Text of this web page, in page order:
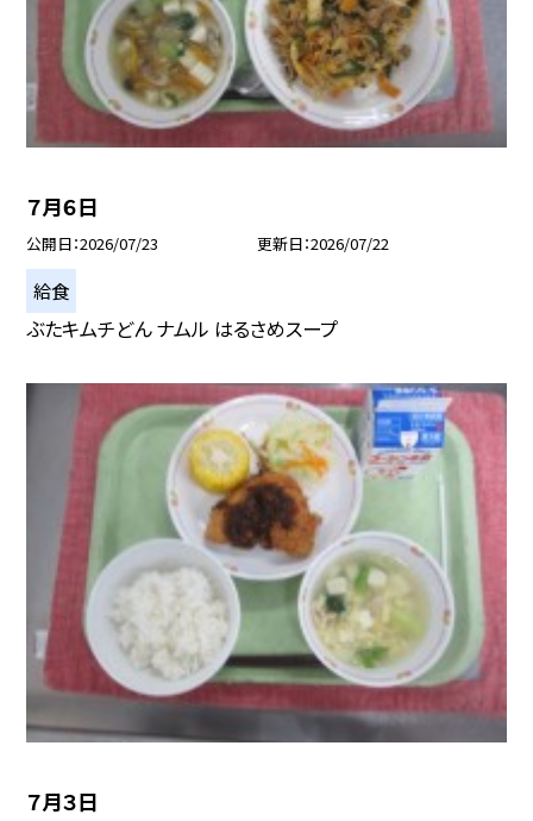
７月６日
公開日 2026/07/23 更新日 2026/07/22
給食
ぶたキムチどん ナムル はるさめスープ
７月３日